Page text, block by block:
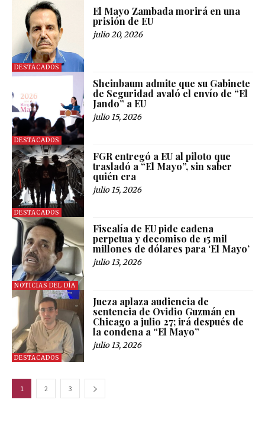
DESTACADOS
El Mayo Zambada morirá en una
prisión de EU
julio 20, 2026
DESTACADOS
Sheinbaum admite que su Gabinete
de Seguridad avaló el envío de “El
Jando” a EU
julio 15, 2026
DESTACADOS
FGR entregó a EU al piloto que
trasladó a “El Mayo”, sin saber
quién era
julio 15, 2026
NOTICIAS DEL DÍA
Fiscalía de EU pide cadena
perpetua y decomiso de 15 mil
millones de dólares para ‘El Mayo’
julio 13, 2026
DESTACADOS
Jueza aplaza audiencia de
sentencia de Ovidio Guzmán en
Chicago a julio 27; irá después de
la condena a “El Mayo”
julio 13, 2026
1 2 3